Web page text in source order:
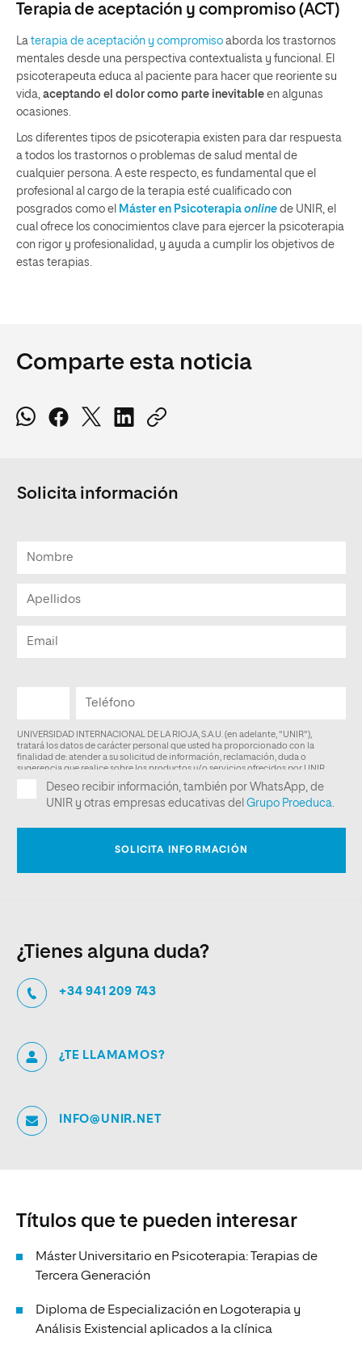
Terapia de aceptación y compromiso (ACT)
La terapia de aceptación y compromiso aborda los trastornos
mentales desde una perspectiva contextualista y funcional. El
psicoterapeuta educa al paciente para hacer que reoriente su
vida, aceptando el dolor como parte inevitable en algunas
ocasiones.
Los diferentes tipos de psicoterapia existen para dar respuesta
a todos los trastornos o problemas de salud mental de
cualquier persona. A este respecto, es fundamental que el
profesional al cargo de la terapia esté cualificado con
posgrados como el Máster en Psicoterapia online de UNIR, el
cual ofrece los conocimientos clave para ejercer la psicoterapia
con rigor y profesionalidad, y ayuda a cumplir los objetivos de
estas terapias.
Comparte esta noticia
Solicita información
¿Tienes alguna duda?
+34 941 209 743
¿TE LLAMAMOS?
INFO@UNIR.NET
Títulos que te pueden interesar
Máster Universitario en Psicoterapia: Terapias de
Tercera Generación
Diploma de Especialización en Logoterapia y
Análisis Existencial aplicados a la clínica